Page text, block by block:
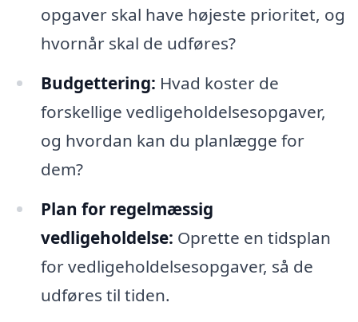
opgaver skal have højeste prioritet, og
hvornår skal de udføres?
Budgettering: Hvad koster de
forskellige vedligeholdelsesopgaver,
og hvordan kan du planlægge for
dem?
Plan for regelmæssig
vedligeholdelse: Oprette en tidsplan
for vedligeholdelsesopgaver, så de
udføres til tiden.